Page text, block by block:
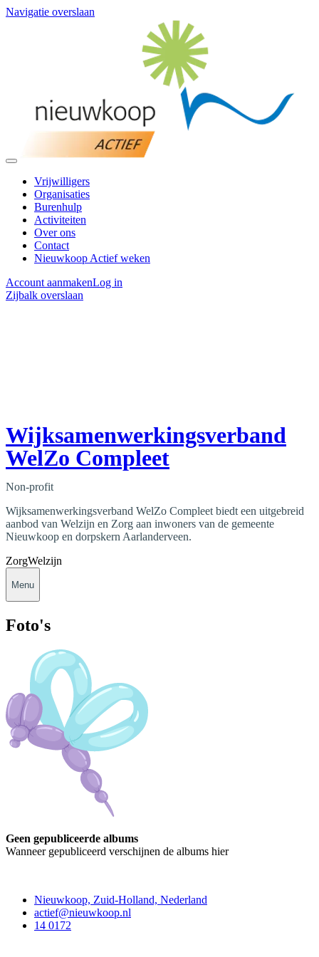
Navigatie overslaan
Vrijwilligers
Organisaties
Burenhulp
Activiteiten
Over ons
Contact
Nieuwkoop Actief weken
Account aanmakenLog in
Zijbalk overslaan
Wijksamenwerkingsverband
WelZo Compleet
Non-profit
Wijksamenwerkingsverband WelZo Compleet biedt een uitgebreid
aanbod van Welzijn en Zorg aan inwoners van de gemeente
Nieuwkoop en dorpskern Aarlanderveen.
ZorgWelzijn
Menu
Foto's
Geen gepubliceerde albums
Wanneer gepubliceerd verschijnen de albums hier
Nieuwkoop, Zuid-Holland, Nederland
actief@nieuwkoop.nl
14 0172